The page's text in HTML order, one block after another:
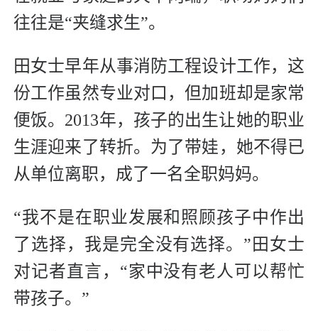
往往是“夹缝求生”。
田女士早年从事消防工程设计工作，这
份工作虽然专业对口，但加班却是家常
便饭。2013年，孩子的出生让她的职业
生涯迎来了转折。为了带娃，她不得已
从单位离职，成了一名全职妈妈。
“我不是在职业发展和照顾孩子中作出
了选择，我是完全没有选择。”田女士
对记者直言，“家中没有老人可以帮忙
带孩子。”